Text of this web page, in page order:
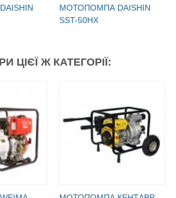
МОТОПОМПА DAISHIN
SST-50HX
ЦІЄЇ Ж КАТЕГОРІЇ: